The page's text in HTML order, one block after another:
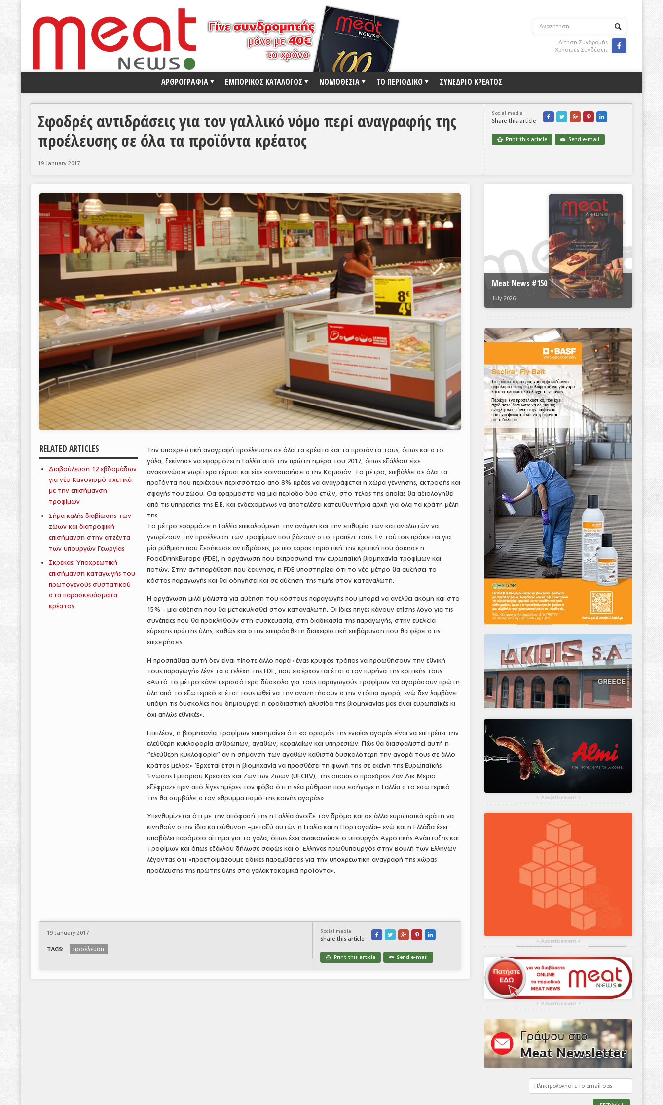
Αίτηση Συνδρομής
Χρήσιμες Συνδέσεις

ΑΡΘΡΟΓΡΑΦΙΑ ΕΜΠΟΡΙΚΟΣ ΚΑΤΑΛΟΓΟΣ ΝΟΜΟΘΕΣΙΑ ΤΟ ΠΕΡΙΟΔΙΚΟ ΣΥΝΕΔΡΙΟ ΚΡΕΑΤΟΣ
Social media
Share this article
    
 Print this article ✉ Send e-mail
Σφοδρές αντιδράσεις για τον γαλλικό νόμο περί αναγραφής της
προέλευσης σε όλα τα προϊόντα κρέατος
19 January 2017
RELATED ARTICLES
Διαβούλευση 12 εβδομάδων
για νέο Κανονισμό σχετικά
με την επισήμανση
τροφίμων
Σήμα καλής διαβίωσης των
ζώων και διατροφική
επισήμανση στην ατζέντα
των υπουργών Γεωργίας
Σκρέκας: Υποχρεωτική
επισήμανση καταγωγής του
πρωτογενούς συστατικού
στα παρασκευάσματα
κρέατος
Την υποχρεωτική αναγραφή προέλευσης σε όλα τα κρέατα και τα προϊόντα τους, όπως και στο
γάλα, ξεκίνησε να εφαρμόζει η Γαλλία από την πρώτη ημέρα του 2017, όπως εξάλλου είχε
ανακοινώσει νωρίτερα πέρυσι και είχε κοινοποιήσει στην Κομισιόν. Το μέτρο, επιβάλλει σε όλα τα
προϊόντα που περιέχουν περισσότερο από 8% κρέας να αναγράφεται η χώρα γέννησης, εκτροφής και
σφαγής του ζώου. Θα εφαρμοστεί για μια περίοδο δύο ετών, στο τέλος της οποίας θα αξιολογηθεί
από τις υπηρεσίες της Ε.Ε. και ενδεχομένως να αποτελέσει κατευθυντήρια αρχή για όλα τα κράτη μέλη
της.
Το μέτρο εφαρμόζει η Γαλλία επικαλούμενη την ανάγκη και την επιθυμία των καταναλωτών να
γνωρίζουν την προέλευση των τροφίμων που βάζουν στο τραπέζι τους. Εν τούτοις πρόκειται για
μία ρύθμιση που ξεσήκωσε αντιδράσεις, με πιο χαρακτηριστική την κριτική που άσκησε η
FoodDrinkEurope (FDE), η οργάνωση που εκπροσωπεί την ευρωπαϊκή βιομηχανία τροφίμων και
ποτών. Στην αντιπαράθεση που ξεκίνησε, η FDE υποστηρίζει ότι το νέο μέτρο θα αυξήσει το
κόστος παραγωγής και θα οδηγήσει και σε αύξηση της τιμής στον καταναλωτή.
Η οργάνωση μιλά μάλιστα για αύξηση του κόστους παραγωγής που μπορεί να ανέλθει ακόμη και στο
15% - μια αύξηση που θα μετακυλισθεί στον καταναλωτή. Οι ίδιες πηγές κάνουν επίσης λόγο για τις
συνέπειες που θα προκληθούν στη συσκευασία, στη διαδικασία της παραγωγής, στην ευελιξία
εύρεσης πρώτης ύλης, καθώς και στην επιπρόσθετη διαχειριστική επιβάρυνση που θα φέρει στις
επιχειρήσεις.
Η προσπάθεια αυτή δεν είναι τίποτε άλλο παρά «ένας κρυφός τρόπος να προωθήσουν την εθνική
τους παραγωγή» λένε τα στελέχη της FDE, που εισέρχονται έτσι στον πυρήνα της κριτικής τους:
«Αυτό το μέτρο κάνει περισσότερο δύσκολο για τους παραγωγούς τροφίμων να αγοράσουν πρώτη
ύλη από το εξωτερικό κι έτσι τους ωθεί να την αναζητήσουν στην ντόπια αγορά, ενώ δεν λαμβάνει
υπόψη τις δυσκολίες που δημιουργεί: η εφοδιαστική αλυσίδα της βιομηχανίας μας είναι ευρωπαϊκές κι
όχι απλώς εθνικές».
Επιπλέον, η βιομηχανία τροφίμων επισημαίνει ότι «ο ορισμός της ενιαίας αγοράς είναι να επιτρέπει την
ελεύθερη κυκλοφορία ανθρώπων, αγαθών, κεφαλαίων και υπηρεσιών. Πώς θα διασφαλιστεί αυτή η
“ελεύθερη κυκλοφορία” αν η σήμανση των αγαθών καθιστά δυσκολότερη την αγορά τους σε άλλο
κράτος μέλος;» Έρχεται έτσι η βιομηχανία να προσθέσει τη φωνή της σε εκείνη της Ευρωπαϊκής
Ένωσης Εμπορίου Κρέατος και Ζώντων Ζωων (UECBV), της οποίας ο πρόεδρος Ζαν Λικ Μεριό
εξέφραζε πριν από λίγες ημέρες τον φόβο ότι η νέα ρύθμιση που εισήγαγε η Γαλλία στο εσωτερικό
της θα συμβάλει στον «θρυμματισμό της κοινής αγοράς».
Υπενθυμίζεται ότι με την απόφασή της η Γαλλία άνοιξε τον δρόμο και σε άλλα ευρωπαϊκά κράτη να
κινηθούν στην ίδια κατεύθυνση –μεταξύ αυτών η Ιταλία και η Πορτογαλία– ενώ και η Ελλάδα έχει
υποβάλει παρόμοιο αίτημα για το γάλα, όπως έχει ανακοινώσει ο υπουργός Αγροτικής Ανάπτυξης και
Τροφίμων και όπως εξάλλου δήλωσε σαφώς και ο Έλληνας πρωθυπουργός στην Βουλή των Ελλήνων
λέγοντας ότι «προετοιμάζουμε ειδικές παρεμβάσεις για την υποχρεωτική αναγραφή της χώρας
προέλευσης της πρώτης ύλης στα γαλακτοκομικά προϊόντα».
Social media
Share this article
    
 Print this article ✉ Send e-mail
19 January 2017
TAGS: προέλευση
Meat News #150
July 2026
▴ Advertisement ▴
▴ Advertisement ▴
▴ Advertisement ▴